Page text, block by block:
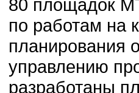
80 площадок
по работам на
планирования
управлению
разработаны